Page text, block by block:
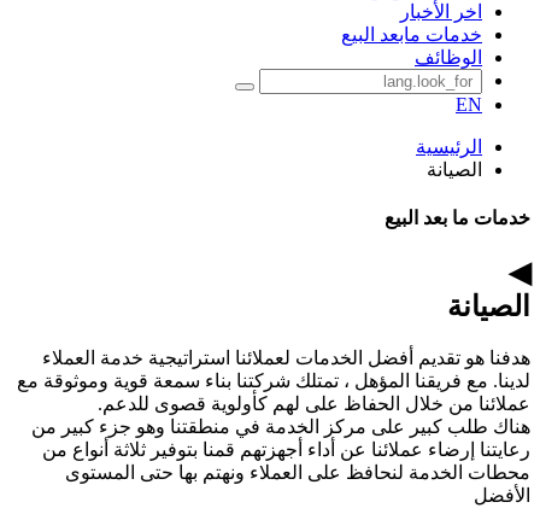
اخر الأخبار
خدمات مابعد البيع
الوظائف
EN
الرئيسية
الصيانة
خدمات ما بعد البيع
◀
الصيانة
هدفنا هو تقديم أفضل الخدمات لعملائنا استراتيجية خدمة العملاء
لدينا. مع فريقنا المؤهل ، تمتلك شركتنا بناء سمعة قوية وموثوقة مع
عملائنا من خلال الحفاظ على لهم كأولوية قصوى للدعم.
هناك طلب كبير على مركز الخدمة في منطقتنا وهو جزء كبير من
رعايتنا إرضاء عملائنا عن أداء أجهزتهم قمنا بتوفير ثلاثة أنواع من
محطات الخدمة لنحافظ على العملاء ونهتم بها حتى المستوى
الأفضل